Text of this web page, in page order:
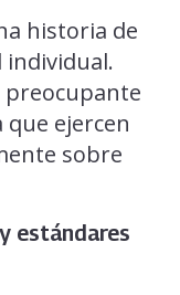
historia de
preocupante
ejercen
sobre
estándares